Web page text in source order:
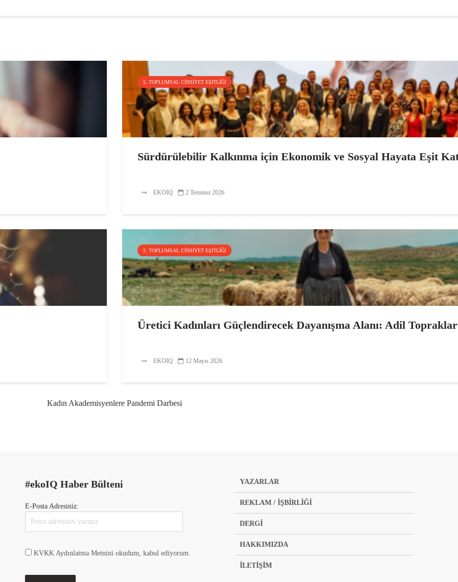
5. TOPLUMSAL CINSIYET EŞITLIĞI
Sürdürülebilir Kalkınma için Ekonomik ve Sosyal Hayata Eşit
EKOIQ 2 Temmuz 2026
5. TOPLUMSAL CINSIYET EŞITLIĞI
Üretici Kadınları Güçlendirecek Dayanışma Alanı: Adil
EKOIQ 12 Mayıs 2026
Kadın Akademisyenlere Pandemi Darbesi
#ekoIQ Haber Bülteni
E-Posta Adresiniz:
KVKK Aydınlatma Metnini okudum, kabul ediyorum.
YAZARLAR
REKLAM / İŞBİRLİĞİ
DERGİ
HAKKIMIZDA
İLETİŞİM